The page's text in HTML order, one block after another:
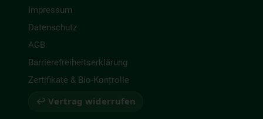
Impressum
Datenschutz
AGB
Barrierefreiheitserklärung
Zertifikate & Bio-Kontrolle
↩ Vertrag widerrufen